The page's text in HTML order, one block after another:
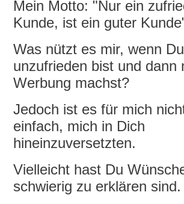
Mein Motto: "Nur ein
Kunde, ist ein guter
Was nützt es mir, wenn Du
unzufrieden bist und dann
Werbung machst?
Jedoch ist es für mich
einfach, mich in Dich
hineinzuversetzten.
Vielleicht hast Du
schwierig zu erklären sind.